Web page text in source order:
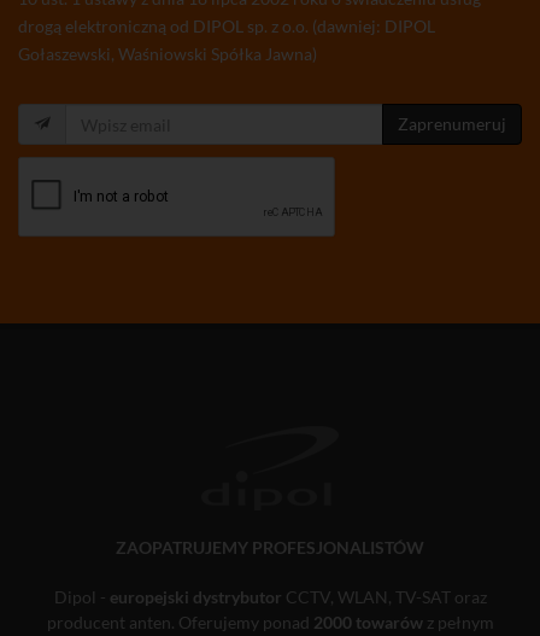
drogą elektroniczną od DIPOL sp. z o.o. (dawniej: DIPOL
Gołaszewski, Waśniowski Spółka Jawna)
Zaprenumeruj
ZAOPATRUJEMY PROFESJONALISTÓW
Dipol - europejski dystrybutor CCTV, WLAN, TV-SAT oraz
producent anten. Oferujemy ponad 2000 towarówz pełnym